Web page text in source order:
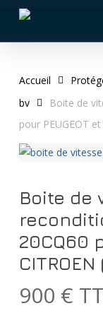
main
Accueil
bv
Boite de
pour PEUGEOT
Boite de
20CQ60
900 €